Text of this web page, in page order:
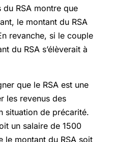
RSA montre que
le montant du RSA
revanche, si le couple
du RSA s’élèverait à
que le RSA est une
les revenus des
situation de précarité.
un salaire de 1500
le montant du RSA soit